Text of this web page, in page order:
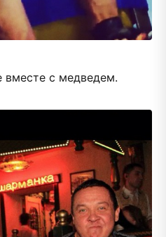
вместе с медведем.